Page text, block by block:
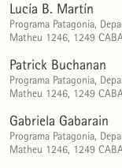
Lucía B. Martín
Programa Patagonia,
Matheu 1246, 1249
Patrick Buchanan
Programa Patagonia,
Matheu 1246, 1249
Gabriela Gabarain
Programa Patagonia,
Matheu 1246, 1249